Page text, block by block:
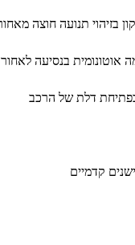
דלת של הרכב
קדמיים